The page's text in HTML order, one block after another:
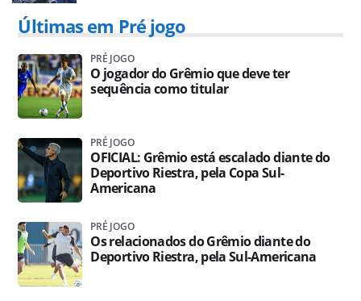
Últimas em Pré jogo
PRÉ JOGO
O jogador do Grêmio que deve ter
sequência como titular
PRÉ JOGO
OFICIAL: Grêmio está escalado diante do
Deportivo Riestra, pela Copa Sul-
Americana
PRÉ JOGO
Os relacionados do Grêmio diante do
Deportivo Riestra, pela Sul-Americana